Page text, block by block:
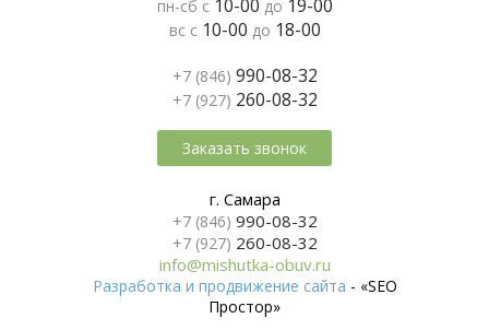
пн-сб с 10-00 до 19-00
вс с 10-00 до 18-00
+7 (846) 990-08-32
+7 (927) 260-08-32
Заказать звонок
г. Самара
+7 (846) 990-08-32
+7 (927) 260-08-32
info@mishutka-obuv.ru
Разработка и продвижение сайта - «SEO
Простор»